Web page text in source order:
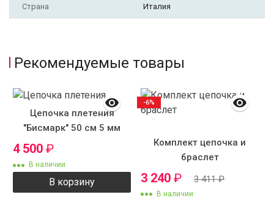
Страна Италия
Рекомендуемые товары
Цепочка плетения
"Бисмарк" 50 см 5 мм
4 500 ₽
В наличии
В корзину
Комплект цепочка и
браслет
3 240 ₽ 3 411₽
В наличии
-6%